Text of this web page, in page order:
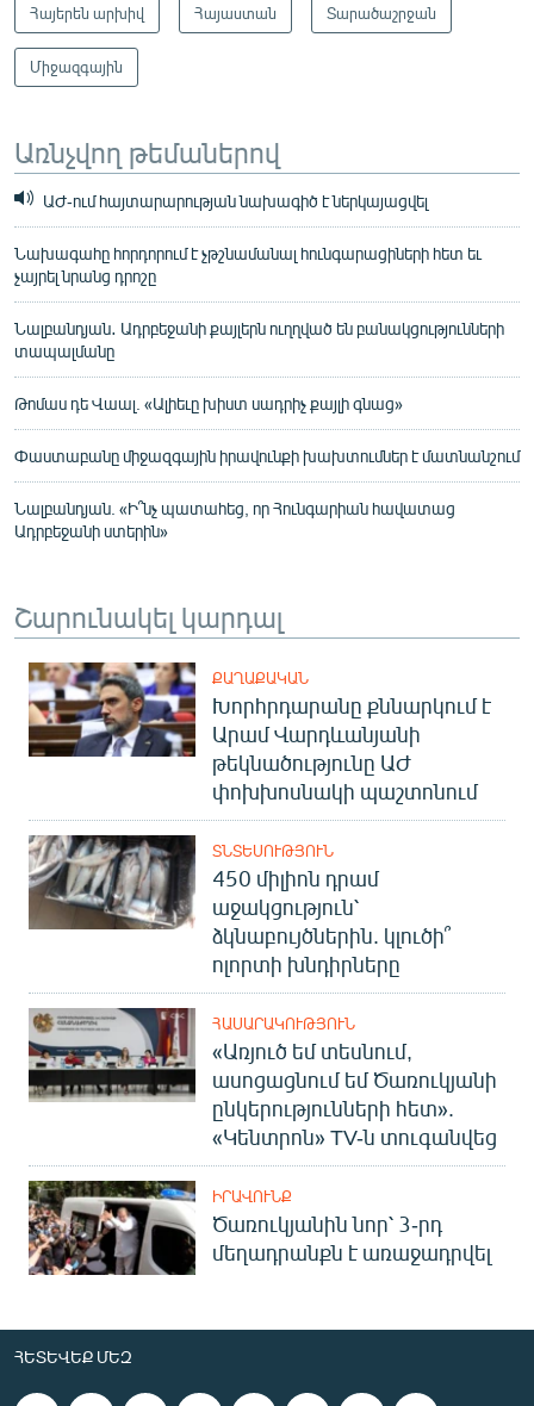
Հայերեն արխիվ Հայաստան Տարածաշրջան
Միջազգային
Առնչվող թեմաներով
ԱԺ-ում հայտարարության նախագիծ է ներկայացվել
Նախագահը հորդորում է չթշնամանալ հունգարացիների հետ եւ
չայրել նրանց դրոշը
Նալբանդյան․ Ադրբեջանի քայլերն ուղղված են բանակցությունների
տապալմանը
Թոմաս դե Վաալ. «Ալիեւը խիստ սադրիչ քայլի գնաց»
Փաստաբանը միջազգային իրավունքի խախտումներ է մատնանշում
Նալբանդյան. «Ի՞նչ պատահեց, որ Հունգարիան հավատաց
Ադրբեջանի ստերին»
Շարունակել կարդալ
ՔԱՂԱՔԱԿԱՆ
Խորհրդարանը քննարկում է
Արամ Վարդևանյանի
թեկնածությունը ԱԺ
փոխխոսնակի պաշտոնում
ՏՆՏԵՍՈՒԹՅՈՒՆ
450 միլիոն դրամ
աջակցություն՝
ձկնաբույծներին. կլուծի՞
ոլորտի խնդիրները
ՀԱՍԱՐԱԿՈՒԹՅՈՒՆ
«Առյուծ եմ տեսնում,
ասոցացնում եմ Ծառուկյանի
ընկերությունների հետ».
«Կենտրոն» TV-ն տուգանվեց
ԻՐԱՎՈՒՆՔ
Ծառուկյանին նոր՝ 3-րդ
մեղադրանքն է առաջադրվել
ՀԵՏԵՎԵՔ ՄԵԶ